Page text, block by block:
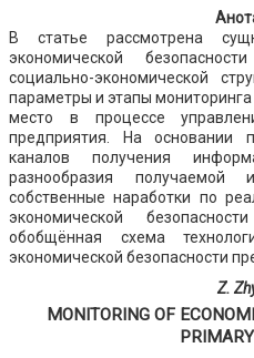
В статье рассмотрена
экономической
социально-экономической
параметры и этапы
место в процессе
предприятия. На основании
каналов получения
разнообразия
собственные наработки по
экономической
обобщённая схема
экономической безопасности
Z.
MONITORING OF